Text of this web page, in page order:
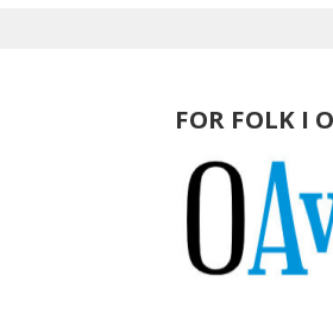
FOR FOLK I